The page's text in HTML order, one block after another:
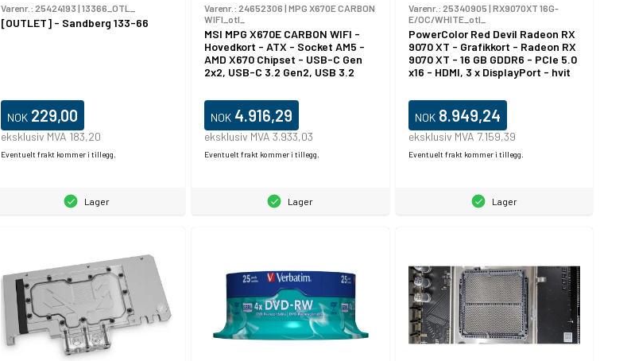
Varenr.: 25424193 | 13366_OTL_
[OUTLET] - Sandberg 133-66
NOK 229,00
eksklusiv MVA 183,20
Eventuelt frakt kommer i tillegg.
Lager
Varenr.: 24652306 | MPG X670E CARBON
WIFI_otl_
MSI MPG X670E CARBON WIFI -
Hovedkort - ATX - Socket AM5 -
AMD X670 Chipset - USB-C Gen
2x2, USB-C 3.2 Gen2, USB 3.2
LAN, Wi-Fi 6, Bluetooth - innbygd
grafikk (CPU kreves) - HD-lyd (8-
kanalers)
NOK 4.916,29
eksklusiv MVA 3.933,03
Eventuelt frakt kommer i tillegg.
Lager
Varenr.: 25340905 | RX9070XT 16G-
E/OC/WHITE_otl_
PowerColor Red Devil Radeon RX
9070 XT - Grafikkort - Radeon RX
9070 XT - 16 GB GDDR6 - PCIe 5.0
x16 - HDMI, 3 x DisplayPort - hvit
NOK 8.949,24
eksklusiv MVA 7.159,39
Eventuelt frakt kommer i tillegg.
Lager